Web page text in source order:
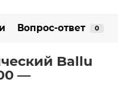
Вопрос-ответ 0
Ballu
—